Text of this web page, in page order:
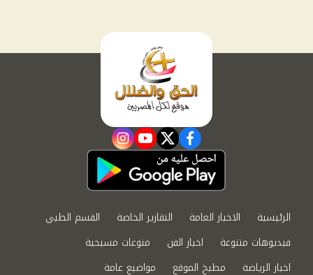
facebook
twitter
youtube
instagram
الرئيسية الاخبار العامة التقارير الخاصة
القسم الطبي
فيديوهات متنوعة
اخبار الفن
منوعات مسيحية
اخبار الرياضة
مطبخ الموقع مواضيع عامة